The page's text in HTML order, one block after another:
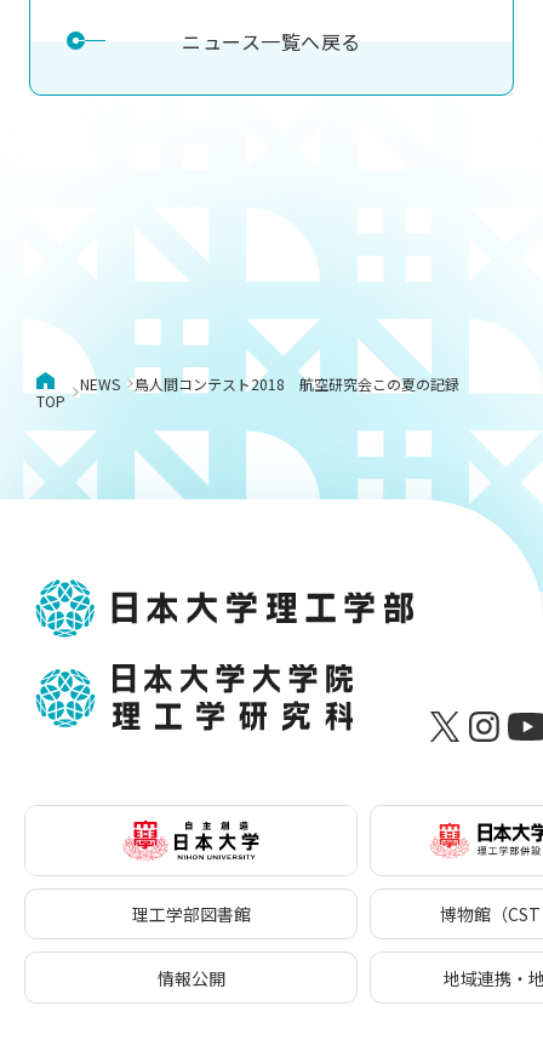
ニュース一覧へ戻る
TOP
NEWS 鳥人間コンテスト2018 航空研究会この夏の記録
理工学部図書館 博物館（
情報公開 地域連携・